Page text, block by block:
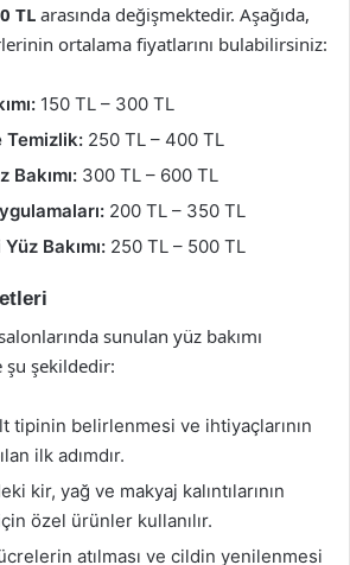
TL arasında değişmektedir. Aşağıda,
ortalama fiyatlarını bulabilirsiniz:
150 TL – 300 TL
Temizlik: 250 TL – 400 TL
300 TL – 600 TL
200 TL – 350 TL
Bakımı: 250 TL – 500 TL
sunulan yüz bakımı
şekildedir:
tipinin belirlenmesi ve ihtiyaçlarının
ilk adımdır.
kir, yağ ve makyaj kalıntılarının
özel ürünler kullanılır.
atılması ve cildin yenilenmesi